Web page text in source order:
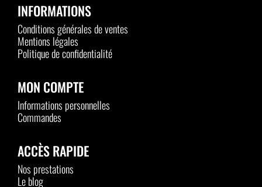
INFORMATIONS
Conditions générales de ventes
Mentions légales
Politique de confidentialité
MON COMPTE
Informations personnelles
Commandes
ACCÈS RAPIDE
Nos prestations
Le blog